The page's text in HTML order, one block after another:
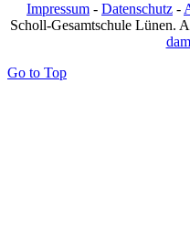
Impressum - Datenschutz -
Scholl-Gesamtschule Lünen.
Go to Top